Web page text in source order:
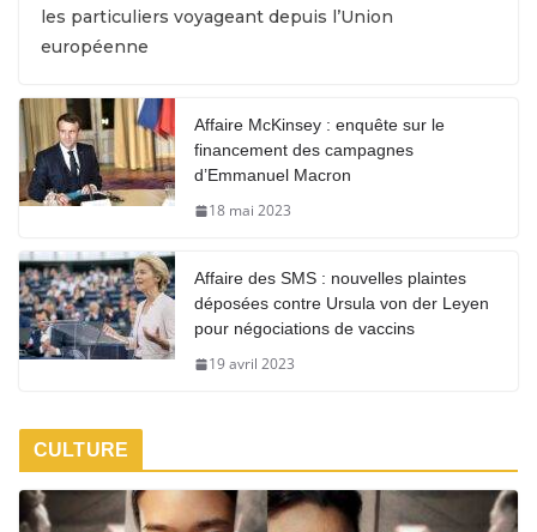
les particuliers voyageant depuis l’Union
européenne
Affaire McKinsey : enquête sur le
financement des campagnes
d’Emmanuel Macron
18 mai 2023
Affaire des SMS : nouvelles plaintes
déposées contre Ursula von der Leyen
pour négociations de vaccins
19 avril 2023
CULTURE